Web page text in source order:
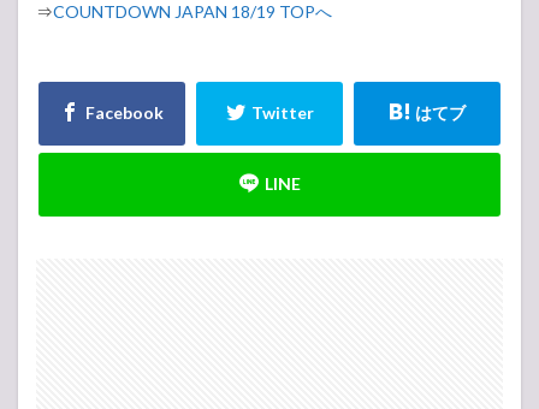
⇒COUNTDOWN JAPAN 18/19 TOPへ